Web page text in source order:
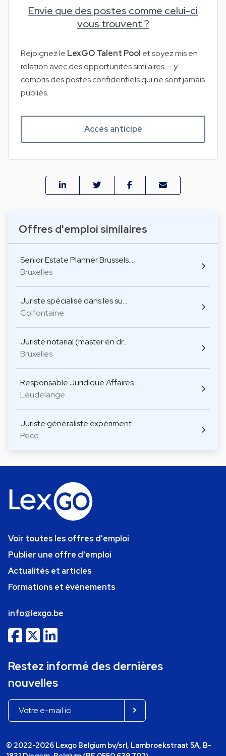
Offres d'emploi similaires
Senior Estate Planner Brussels…
Bruxelles
Juriste spécialisé dans les su…
Colfontaine
Juriste notarial (master en dr…
Bruxelles
Responsable Juridique Affaires…
Leudelange
Juriste généraliste expériment…
Pecq
Envie que des postes comme celui-ci
vous trouvent ?
Rejoignez le LexGO Talent Pool et soyez mis en
relation avec des opportunités similaires — y
compris des postes confidentiels qui ne sont jamais
publiés.
Accès anticipé
Voir toutes les offres d'emploi
Publier une offre d'emploi
Actualités et articles
Formations et événements
info@lexgo.be
Restez informé des dernières
nouvelles
© 2022-2026 Lexgo Belgium bv/srl, Lambroekstraat 5A, B-